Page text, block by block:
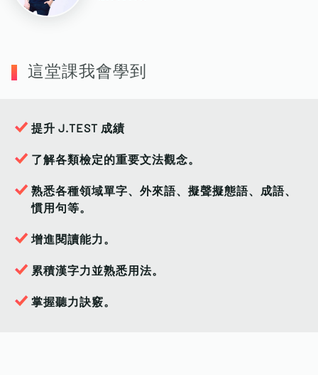
這堂課我會學到
提升 J.TEST 成績
了解各類檢定的重要文法觀念。
熟悉各種領域單字、外來語、擬聲擬態語、成語、
慣用句等。
增進閱讀能力。
累積漢字力並熟悉用法。
掌握聽力訣竅。